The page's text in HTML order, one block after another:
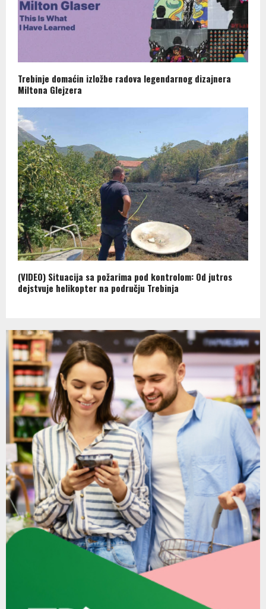
Trebinje domaćin izložbe radova legendarnog dizajnera
Miltona Glejzera
(VIDEO) Situacija sa požarima pod kontrolom: Od jutros
dejstvuje helikopter na području Trebinja